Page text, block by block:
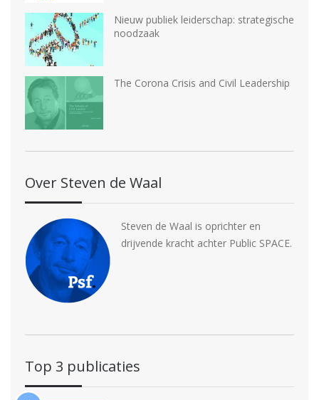
Nieuw publiek leiderschap: strategische
noodzaak
The Corona Crisis and Civil Leadership
Over Steven de Waal
Steven de Waal is oprichter en
drijvende kracht achter Public SPACE.
Top 3 publicaties